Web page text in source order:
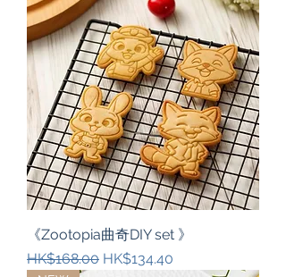
《Zootopia曲奇DIY set 》
一般價格
HK$168.00 促銷價格
HK$134.40